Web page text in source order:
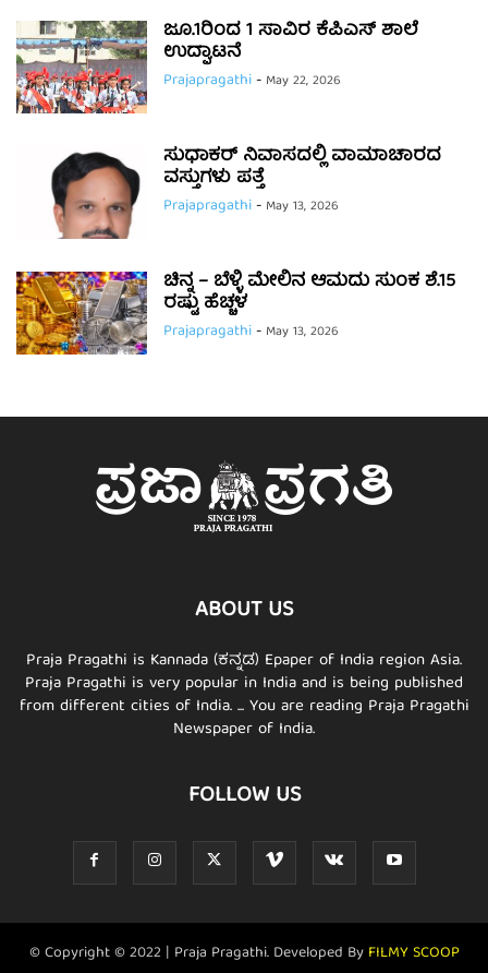
ಜೂ.1ರಿಂದ 1 ಸಾವಿರ ಕೆಪಿಎಸ್ ಶಾಲೆ
ಉದ್ಘಾಟನೆ
Prajapragathi- May 22, 2026
ಸುಧಾಕರ್ ನಿವಾಸದಲ್ಲಿ ವಾಮಾಚಾರದ
ವಸ್ತುಗಳು ಪತ್ತೆ
Prajapragathi- May 13, 2026
ಚಿನ್ನ – ಬೆಳ್ಳಿ ಮೇಲಿನ ಆಮದು ಸುಂಕ ಶೆ.15
ರಷ್ಟು ಹೆಚ್ಚಳ
Prajapragathi- May 13, 2026
ABOUT US
Praja Pragathi is Kannada (ಕನ್ನಡ) Epaper of India region Asia.
Praja Pragathi is very popular in India and is being published
from different cities of India. ... You are reading Praja Pragathi
Newspaper of India.
FOLLOW US
© Copyright © 2022 | Praja Pragathi. Developed By FILMY SCOOP